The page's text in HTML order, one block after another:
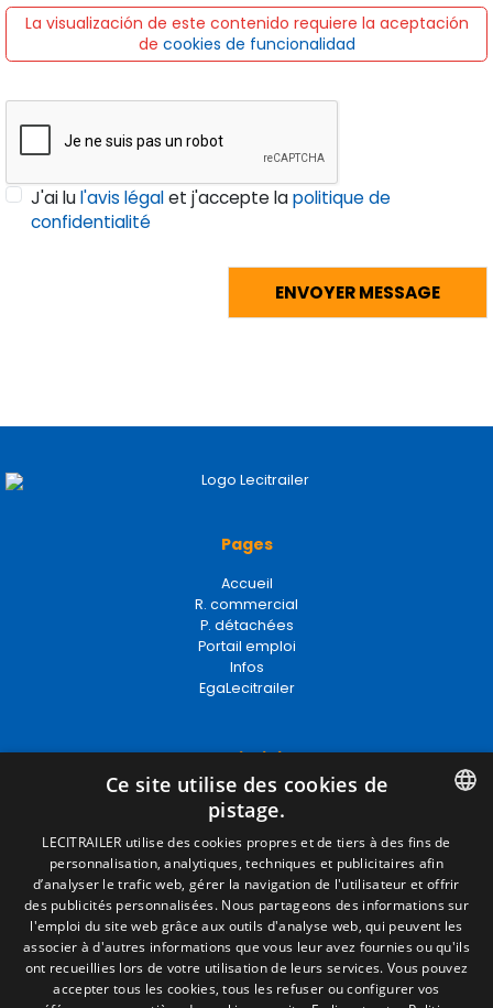
La visualización de este contenido requiere la aceptación
de cookies de funcionalidad
J'ai lul'avis légalet j'accepte lapolitique de
confidentialité
Pages
Accueil
R. commercial
P. détachées
Portail emploi
Infos
EgaLecitrailer
Termes juridiques
Mentions Légales
Politique de Confidentialité
Politique de Cookies
Conditions générales de vente
Gérer les cookies
Contact
Camino de los Huertos, S/N. Apdo 100
SPANISH
ENGLISH
FRENCH
ITALIAN
PORTUGUESE
Ce site utilise des cookies de
pistage.
LECITRAILER utilise des cookies propres et de tiers à des fins de
personnalisation, analytiques, techniques et publicitaires afin
d’analyser le trafic web, gérer la navigation de l'utilisateur et offrir
des publicités personnalisées. Nous partageons des informations sur
l'emploi du site web grâce aux outils d'analyse web, qui peuvent les
associer à d'autres informations que vous leur avez fournies ou qu'ils
ont recueillies lors de votre utilisation de leurs services. Vous pouvez
accepter tous les cookies, tous les refuser ou configurer vos